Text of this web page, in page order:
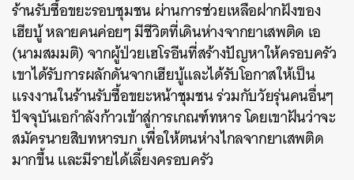
ร้านรับซื้อขยะรอบชุมชน ผ่านการช่วยเหลือฝากฝังของ
เฮียบู้ หลายคนค่อยๆ มีชีวิตที่เดินห่างจากยาเสพติด เอ
(นามสมมติ) จากผู้ป่วยเฮโรอีนที่สร้างปัญหาให้ครอบครัว
เขาได้รับการผลักดันจากเฮียบู้และได้รับโอกาสให้เป็น
แรงงานในร้านรับซื้อขยะหน้าชุมชน ร่วมกับวัยรุ่นคนอื่นๆ
ปัจจุบันเอกำลังก้าวเข้าสู่การเกณฑ์ทหาร โดยเขาฝันว่าจะ
สมัครนายสิบทหารบก เพื่อให้ตนห่างไกลจากยาเสพติด
มากขึ้น และมีรายได้เลี้ยงครอบครัว